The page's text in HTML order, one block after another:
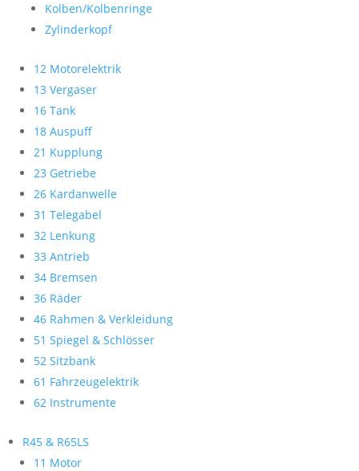
Kolben/Kolbenringe
Zylinderkopf
12 Motorelektrik
13 Vergaser
16 Tank
18 Auspuff
21 Kupplung
23 Getriebe
26 Kardanwelle
31 Telegabel
32 Lenkung
33 Antrieb
34 Bremsen
36 Räder
46 Rahmen & Verkleidung
51 Spiegel & Schlösser
52 Sitzbank
61 Fahrzeugelektrik
62 Instrumente
R45 & R65LS
11 Motor